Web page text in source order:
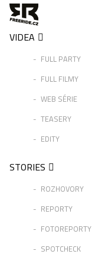
VIDEA
FULL PARTY
FULL FILMY
WEB SÉRIE
TEASERY
EDITY
STORIES
ROZHOVORY
REPORTY
FOTOREPORTY
SPOTCHECK